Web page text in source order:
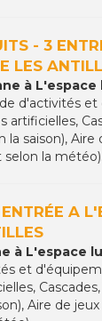
- 3
LES
à L'espace
d'activités et
artificielles,
la saison), Aire
la météo).
A
à L'espace
et
Aire de